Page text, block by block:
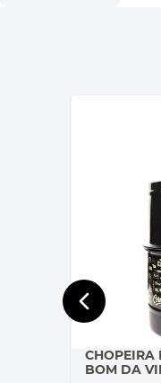
CHOPEIRA
BOM DA